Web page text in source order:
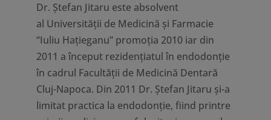
Dr. Ştefan Jitaru este absolvent
al Universităţii de Medicină şi Farmacie
“Iuliu Haţieganu” promoţia 2010 iar din
2011 a început rezidenţiatul în endodonţie
în cadrul Facultăţii de Medicină Dentară
Cluj-Napoca. Din 2011 Dr. Ștefan Jitaru și-a
limitat practica la endodonție, fiind printre